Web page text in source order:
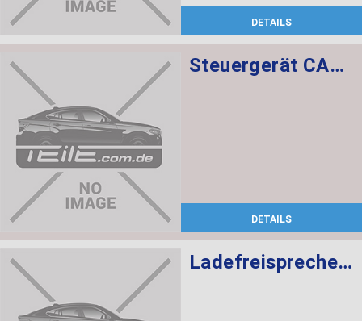
DETAILS
Steuergerät CAS CAS3
DETAILS
Ladefreisprechelektronik High BASIS SVS MULF2